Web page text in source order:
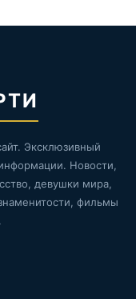
Эксклюзивный
Новости,
девушки мира,
фильмы